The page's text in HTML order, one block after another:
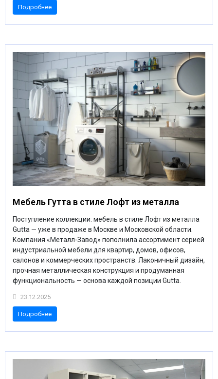
Подробнее
Мебель Гутта в стиле Лофт из металла
Поступление коллекции: мебель в стиле Лофт из металла
Gutta — уже в продаже в Москве и Московской области.
Компания «Металл-Завод» пополнила ассортимент серией
индустриальной мебели для квартир, домов, офисов,
салонов и коммерческих пространств. Лаконичный дизайн,
прочная металлическая конструкция и продуманная
функциональность — основа каждой позиции Gutta.
23.12.2025
Подробнее